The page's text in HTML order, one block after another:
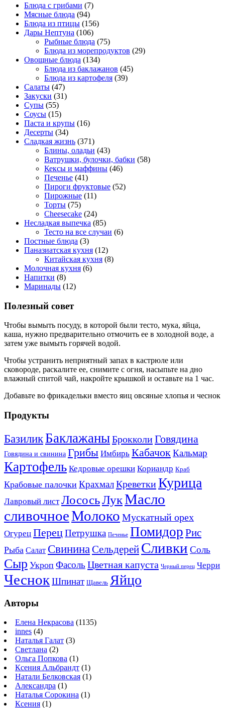
Блюда с грибами (7)
Мясные блюда (94)
Блюда из птицы (156)
Дары Нептуна (106)
Рыбные блюда (75)
Блюда из морепродуктов (29)
Овощные блюда (134)
Блюда из баклажанов (45)
Блюда из картофеля (39)
Салаты (47)
Закуски (31)
Супы (55)
Соусы (15)
Паста и крупы (16)
Десерты (34)
Сладкая жизнь (371)
Блины, оладьи (43)
Ватрушки, булочки, бабки (58)
Кексы и маффины (46)
Печенье (41)
Пироги фруктовые (52)
Пирожные (11)
Торты (75)
Cheesecake (24)
Несладкая выпечка (85)
Тесто на все случаи (6)
Постные блюда (3)
Паназиатская кухня (12)
Китайская кухня (8)
Молочная кухня (6)
Напитки (8)
Маринады (12)
Полезный совет
Чтобы вымыть посуду, в которой были тесто, мука, яйца,
каша, нужно предварительно отмочить ее в холодной воде, а
затем уже вымыть горячей водой.
Чтобы устранить неприятный запах в кастрюле или
сковороде, раскалите ее, снимите с огня, насыпьте на дно
влажный спитой чай, накройте крышкой и оставьте на 1 час.
Добавьте во фрикадельки вместо яиц овсяные хлопья и чеснок
Продукты
БазиликБаклажаныБрокколиГовядина
Говядина и свинина Грибы Имбирь Кабачок Кальмар
Картофель Кедровые орешки Кориандр Краб
Крабовые палочки КрахмалКреветкиКурица
Лавровый лист ЛососьЛукМасло
сливочноеМолоко Мускатный орех
Огурец ПерецПетрушка Печенье Помидор Рис
Рыба Салат Свинина Сельдерей Сливки Соль
Сыр Укроп Фасоль Цветная капуста Черный перец Черри
ЧеснокШпинат Щавель Яйцо
Авторы
Елена Некрасова (1135)
innes (4)
Наталья Галат (3)
Светлана (2)
Ольга Попкова (1)
Ксения Альбрандт (1)
Натали Белковская (1)
Александра (1)
Наталья Сорокина (1)
Ксения (1)